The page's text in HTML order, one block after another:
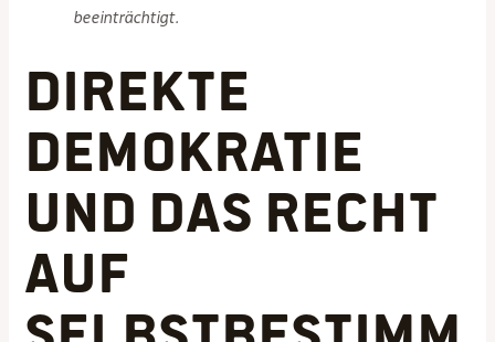
beeinträchtigt.
Direkte
Demokratie
und das Recht
auf